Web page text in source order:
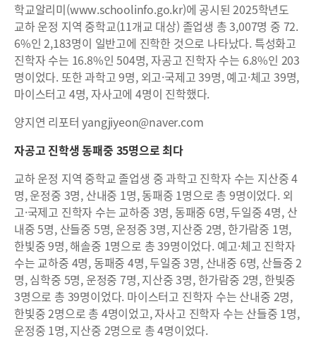
학교알리미(www.schoolinfo.go.kr)에 공시된 2025학년도
교하 운정 지역 중학교(11개교 대상) 졸업생 총 3,007명 중 72.
6%인 2,183명이 일반고에 진학한 것으로 나타났다. 특성화고
진학자 수는 16.8%인 504명, 자공고 진학자 수는 6.8%인 203
명이었다. 또한 과학고 9명, 외고·국제고 39명, 예고·체고 39명,
마이스터고 4명, 자사고에 4명이 진학했다.
양지연 리포터 yangjiyeon@naver.com
자공고 진학생 동패중 35명으로 최다
교하 운정 지역 중학교 졸업생 중 과학고 진학자 수는 지산중 4
명, 운정중 3명, 산내중 1명, 동패중 1명으로 총 9명이었다. 외
고·국제고 진학자 수는 교하중 3명, 동패중 6명, 두일중 4명, 산
내중 5명, 산들중 5명, 운정중 3명, 지산중 2명, 한가람중 1명,
한빛중 9명, 해솔중 1명으로 총 39명이었다. 예고·체고 진학자
수는 교하중 4명, 동패중 4명, 두일중 3명, 산내중 6명, 산들중 2
명, 심학중 5명, 운정중 7명, 지산중 3명, 한가람중 2명, 한빛중
3명으로 총 39명이었다. 마이스터고 진학자 수는 산내중 2명,
한빛중 2명으로 총 4명이었고, 자사고 진학자 수는 산들중 1명,
운정중 1명, 지산중 2명으로 총 4명이었다.